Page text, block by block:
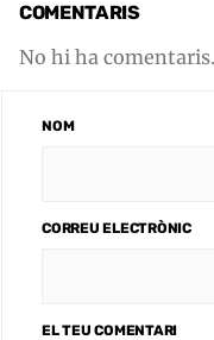
COMENTARIS
No hi ha
NOM
CORREU ELECTRÒNIC
EL TEU COMENTARI